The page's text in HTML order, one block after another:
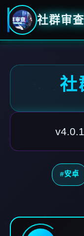
社群审
社
#安卓